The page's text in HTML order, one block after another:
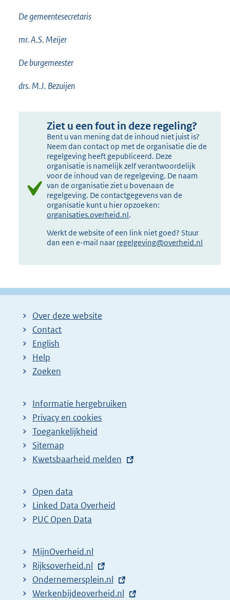
De gemeentesecretaris
mr. A.S. Meijer
De burgemeester
drs. M.J. Bezuijen
Ziet u een fout in deze regeling?
Bent u van mening dat de inhoud niet juist is?
Neem dan contact op met de organisatie die de
regelgeving heeft gepubliceerd. Deze
organisatie is namelijk zelf verantwoordelijk
voor de inhoud van de regelgeving. De naam
van de organisatie ziet u bovenaan de
regelgeving. De contactgegevens van de
organisatie kunt u hier opzoeken:
organisaties.overheid.nl.
Werkt de website of een link niet goed? Stuur
dan een e-mail naar regelgeving@overheid.nl
Over deze website
Contact
English
Help
Zoeken
Informatie hergebruiken
Privacy en cookies
Toegankelijkheid
Sitemap
E
t
e
r
l
i
n
k
Kwetsbaarheid melden
Open data
Linked Data Overheid
PUC Open Data
MijnOverheid.nl
E
x
t
Rijksoverheid.nl
E
x
Ondernemersplein.nl
E
Werkenbijdeoverheid.nl